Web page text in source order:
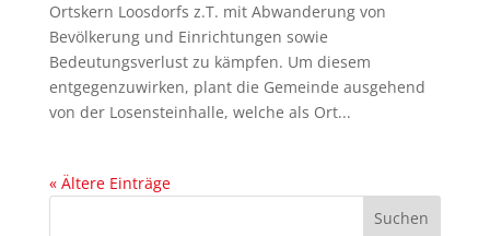
Ortskern Loosdorfs z.T. mit Abwanderung von
Bevölkerung und Einrichtungen sowie
Bedeutungsverlust zu kämpfen. Um diesem
entgegenzuwirken, plant die Gemeinde ausgehend
von der Losensteinhalle, welche als Ort...
« Ältere Einträge